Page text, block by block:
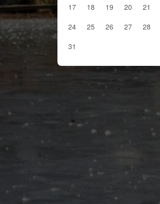
17
18 19 20 21
24
25 26 27 28
31